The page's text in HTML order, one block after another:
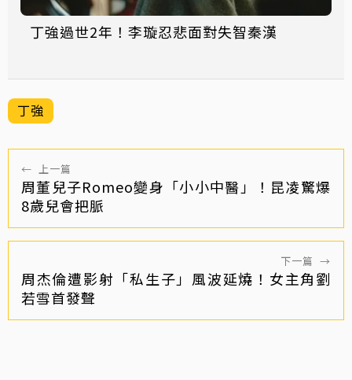
丁強過世2年！李璇忍悲面對失智秦漢
丁強
← 上一篇
周董兒子Romeo變身「小小中醫」！昆凌驚爆
8歲兒會把脈
下一篇 →
周杰倫遭影射「私生子」風波延燒！女主角劉
若雪首發聲